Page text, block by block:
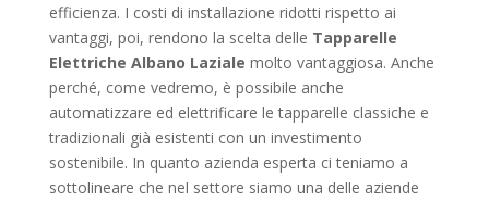
efficienza. I costi di installazione ridotti rispetto ai
vantaggi, poi, rendono la scelta delle Tapparelle
Elettriche Albano Laziale molto vantaggiosa. Anche
perché, come vedremo, è possibile anche
automatizzare ed elettrificare le tapparelle classiche e
tradizionali già esistenti con un investimento
sostenibile. In quanto azienda esperta ci teniamo a
sottolineare che nel settore siamo una delle aziende